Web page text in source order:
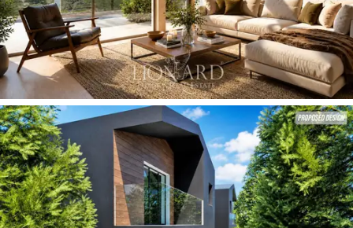
d’angolo iconica, la residenza dialoga armoniosamente
con lo storico profilo in pietra del celebre Hotel Brehorn,
creando un connubio perfetto tra l'eredità dellaBelle
Époque alpinae le più evolute frontiere delluxury
real estatecontemporaneo.
Gli ambienti interni della zona living sono stati
progettati per esaltare lamaestosità del profilo
alpino, avvalendosi di soluzioni architettoniche dal
profondo vigore scenografico. Ilsalone di alta